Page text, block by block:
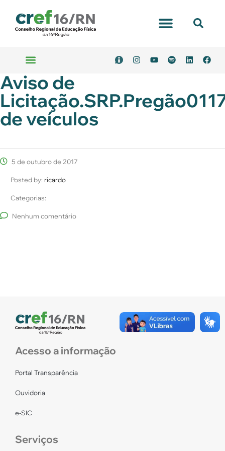
Aviso de
de veículos
5 de outubro de 2017
Posted by: ricardo
Categorias:
Nenhum comentário
Acesso a informação
Portal Transparência
Ouvidoria
e-SIC
Serviços